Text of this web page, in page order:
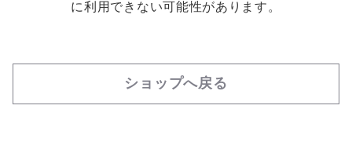
に利用できない可能性があります。
ショップへ戻る